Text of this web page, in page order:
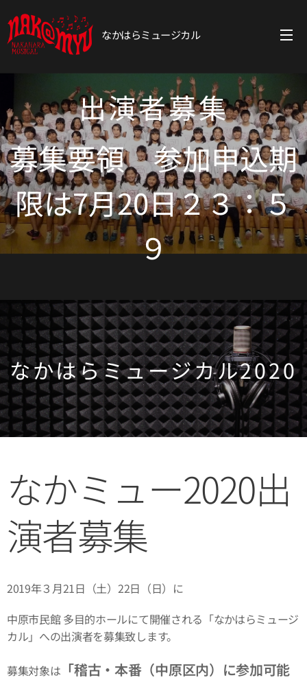
なかはらミュージカル
出演者募集
募集要領 参加申込期
限は7月20日２３：５
９
なかはらミュージカル2020
なかミュー2020出
演者募集
2019年３月21日（土）22日（日）に
中原市民館 多目的ホールにて開催される「なかはらミュージ
カル」への出演者を募集致します。
募集対象は 「稽古・本番（中原区内）に参加可能